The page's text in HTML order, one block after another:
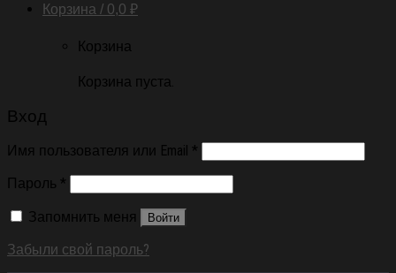
Корзина / 0,0 ₽
Корзина
Корзина пуста.
Вход
Имя пользователя или Email *
Пароль *
Запомнить меня
Войти
Забыли свой пароль?